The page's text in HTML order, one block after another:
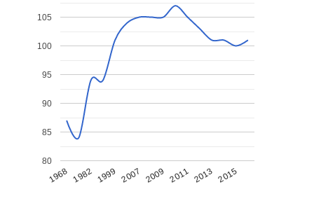
1968 1982 1999 2007 2009 2011 2013 2015
80
85
90
95
100
105